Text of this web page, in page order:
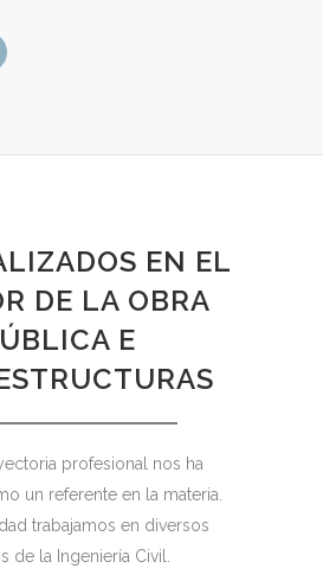
EN EL
DE LA OBRA
E
profesional nos ha
un referente en la materia.
trabajamos en diversos
de la Ingeniería Civil.